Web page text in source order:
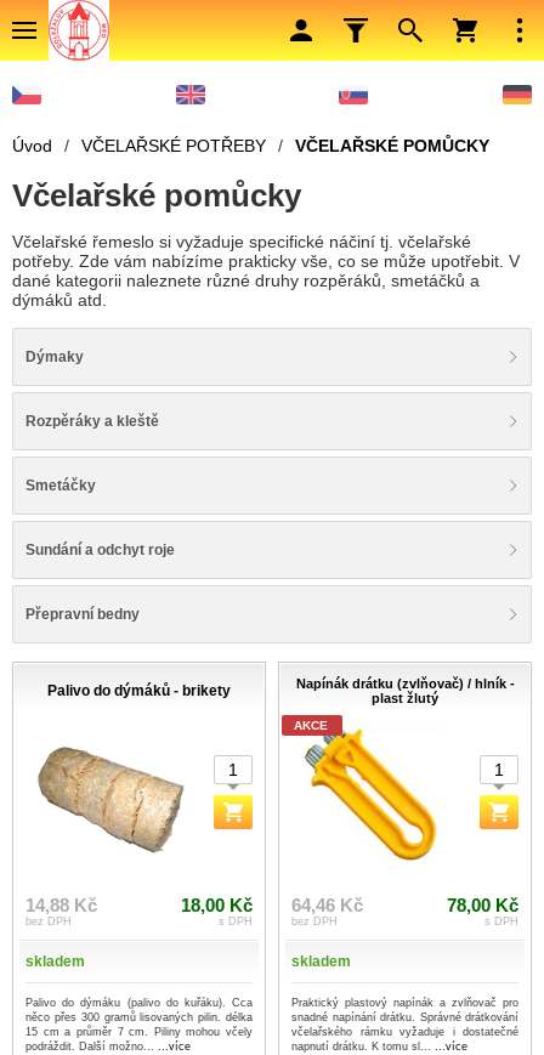
Úvod / VČELAŘSKÉ POTŘEBY / VČELAŘSKÉ POMŮCKY
Včelařské pomůcky
Včelařské řemeslo si vyžaduje specifické náčiní tj. včelařské
potřeby. Zde vám nabízíme prakticky vše, co se může upotřebit. V
dané kategorii naleznete různé druhy rozpěráků, smetáčků a
dýmáků atd.
Dýmaky
Rozpěráky a kleště
Smetáčky
Sundání a odchyt roje
Přepravní bedny
Palivo do dýmáků - brikety
14,88 Kč
bez DPH
18,00 Kč
s DPH
skladem
Palivo do dýmáku (palivo do kuřáku). Cca
něco přes 300 gramů lisovaných pilin. délka
15 cm a průměr 7 cm. Piliny mohou včely
podráždit. Další možno... ...více
Napínák drátku (zvlňovač) / hlník -
plast žlutý
AKCE
64,46 Kč
bez DPH
78,00 Kč
s DPH
skladem
Praktický plastový napínák a zvlňovač pro
snadné napínání drátku. Správné drátkování
včelařského rámku vyžaduje i dostatečné
napnutí drátku. K tomu sl... ...více